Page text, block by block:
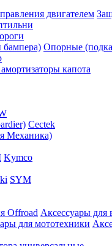
двигателем
Опорные
капота
Cectek
Механика)
Kymco
SYM
Offroad Аксессуары для
для мототехники